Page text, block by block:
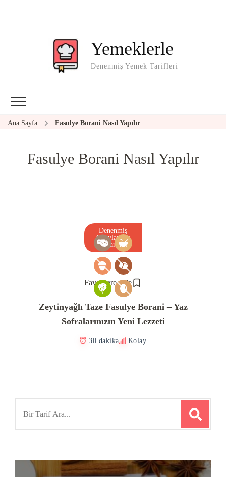
Yemeklerle
Denenmiş Yemek Tarifleri
Ana Sayfa Fasulye Borani Nasıl Yapılır
Fasulye Borani Nasıl Yapılır
Favorilere ekle
Denenmiş
Onaylanmış
Tarif
Zeytinyağlı Taze Fasulye Borani – Yaz
Sofralarınızın Yeni Lezzeti
30 dakika Kolay